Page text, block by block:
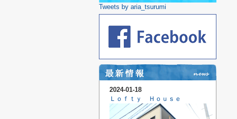
Tweets by aria_tsurumi
2024-01-18
Ｌｏｆｔｙ Ｈｏｕｓｅ